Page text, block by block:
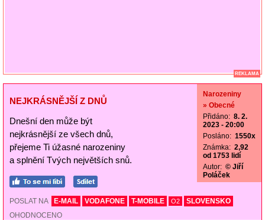
REKLAMA
NEJKRÁSNĚJŠÍ Z DNŮ
Dnešní den může být
nejkrásnější ze všech dnů,
přejeme Ti úžasné narozeniny
a splnění Tvých největších snů.
Narozeniny
» Obecné
Přidáno: 8. 2.
2023 - 20:00
Posláno: 1550x
Známka: 2,92
od 1753 lidí
Autor: © Jiří
Poláček
POSLAT NA E-MAIL VODAFONE T-MOBILE O2
SLOVENSKO
OHODNOCENO